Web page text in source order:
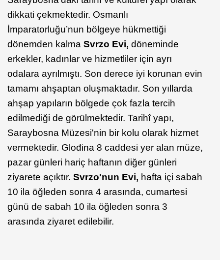
dikkati çekmektedir. Osmanlı
İmparatorluğu’nun bölgeye hükmettiği
dönemden kalma Svrzo Evi, döneminde
erkekler, kadınlar ve hizmetliler için ayrı
odalara ayrılmıştı. Son derece iyi korunan evin
tamamı ahşaptan oluşmaktadır. Son yıllarda
ahşap yapıların bölgede çok fazla tercih
edilmediği de görülmektedir. Tarihî yapı,
Saraybosna Müzesi'nin bir kolu olarak hizmet
vermektedir. Glođina 8 caddesi yer alan müze,
pazar günleri hariç haftanın diğer günleri
ziyarete açıktır. Svrzo'nun Evi, hafta içi sabah
10 ila öğleden sonra 4 arasında, cumartesi
günü de sabah 10 ila öğleden sonra 3
arasında ziyaret edilebilir.